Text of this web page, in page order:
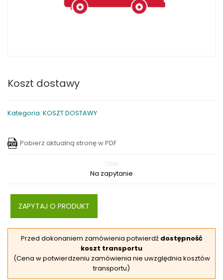
Koszt dostawy
Kategoria: KOSZT DOSTAWY
Pobierz aktualną stronę w PDF
CENA
Na zapytanie
ZAPYTAJ O PRODUKT
Przed dokonaniem zamówienia potwierdź dostępność
koszt transportu
(Cena w potwierdzeniu zamówienia nie uwzględnia kosztów
transportu)